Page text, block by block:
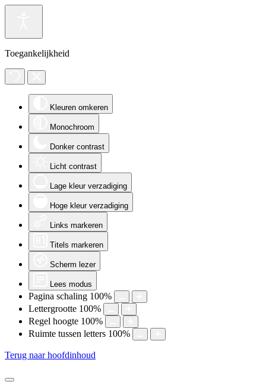
Toegankelijkheid
Kleuren omkeren
Monochroom
Donker contrast
Licht contrast
Lage kleur verzadiging
Hoge kleur verzadiging
Links markeren
Titels markeren
Scherm lezer
Lees modus
Pagina schaling 100%
Lettergrootte 100%
Regel hoogte 100%
Ruimte tussen letters 100%
Terug naar hoofdinhoud